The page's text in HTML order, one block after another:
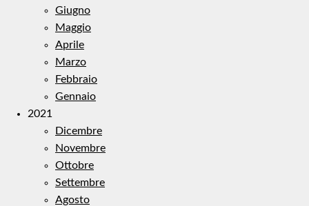
Giugno
Maggio
Aprile
Marzo
Febbraio
Gennaio
2021
Dicembre
Novembre
Ottobre
Settembre
Agosto